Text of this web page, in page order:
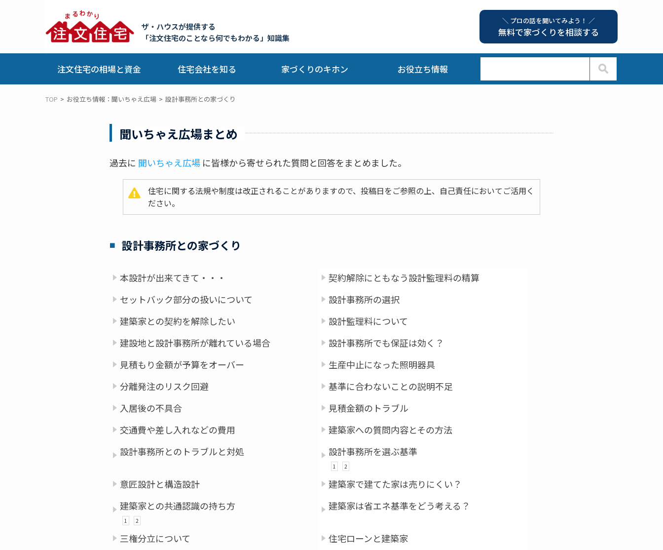
ザ・ハウスが提供する
「注文住宅のことなら何でもわかる」知識集
＼ プロの話を聞いてみよう！ ／
無料で家づくりを相談する
注文住宅の相場と資金 住宅会社を知る 家づくりのキホン お役立ち情報
TOP お役立ち情報：聞いちゃえ広場 設計事務所との家づくり
聞いちゃえ広場まとめ
過去に 聞いちゃえ広場 に皆様から寄せられた質問と回答をまとめました。
住宅に関する法規や制度は改正されることがありますので、投稿日をご参照の上、自己責任においてご活用く
ださい。
設計事務所との家づくり
本設計が出来てきて・・・
契約解除にともなう設計監理料の精算
セットバック部分の扱いについて
設計事務所の選択
建築家との契約を解除したい
設計監理料について
建設地と設計事務所が離れている場合
設計事務所でも保証は効く？
見積もり金額が予算をオーバー
生産中止になった照明器具
分離発注のリスク回避
基準に合わないことの説明不足
入居後の不具合
見積金額のトラブル
交通費や差し入れなどの費用
建築家への質問内容とその方法
設計事務所とのトラブルと対処
設計事務所を選ぶ基準
1 2
意匠設計と構造設計
建築家で建てた家は売りにくい？
建築家との共通認識の持ち方
1 2
建築家は省エネ基準をどう考える？
三権分立について
住宅ローンと建築家